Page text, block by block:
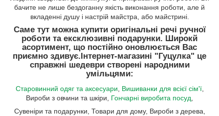
бачите не лише бездоганну якість виконання роботи, але й
вкладенні душу і настрій майстра, або майстрині.
Саме тут можна купити оригінальні речі ручної
роботи та ексклюзивні подарунки. Широкй
асортимент, що постійно оновлюється Вас
приємно здивує. Інтернет-магазині "Гуцулка" це
справжні шедеври створені народними
умільцями:
Старовинний одяг та аксесуари Вишиванки для всієї сім'ї,
Вироби з овчини та шкіри,
Гончарні виробита посуд
Сувеніри та подарунки, Товари для дому, Вироби з дерева,